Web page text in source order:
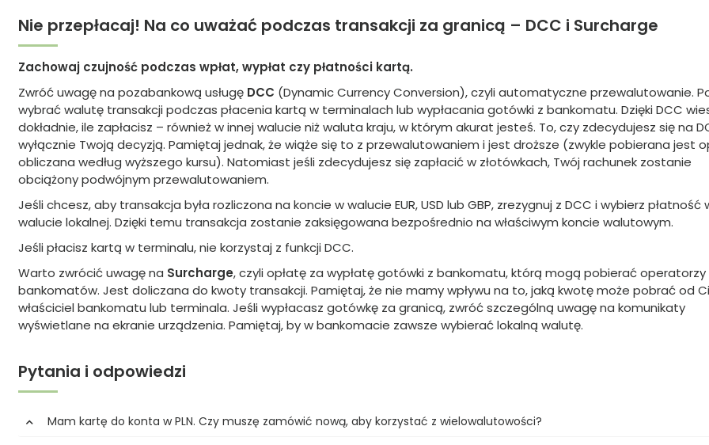
Nie przepłacaj! Na co uważać podczas transakcji za granicą – DCC i Surcharge
Zachowaj czujność podczas wpłat, wypłat czy płatności kartą.
Zwróć uwagę na pozabankową usługę DCC (Dynamic Currency Conversion), czyli automatyczne przewalutowanie.
wybrać walutę transakcji podczas płacenia kartą w terminalach lub wypłacania gotówki z bankomatu. Dzięki DCC
dokładnie, ile zapłacisz – również w innej walucie niż waluta kraju, w którym akurat jesteś. To, czy zdecydujesz się na
wyłącznie Twoją decyzją. Pamiętaj jednak, że wiąże się to z przewalutowaniem i jest droższe (zwykle pobierana jest
obliczana według wyższego kursu). Natomiast jeśli zdecydujesz się zapłacić w złotówkach, Twój rachunek zostanie
obciążony podwójnym przewalutowaniem.
Jeśli chcesz, aby transakcja była rozliczona na koncie w walucie EUR, USD lub GBP, zrezygnuj z DCC i wybierz płatność
walucie lokalnej. Dzięki temu transakcja zostanie zaksięgowana bezpośrednio na właściwym koncie walutowym.
Jeśli płacisz kartą w terminalu, nie korzystaj z funkcji DCC.
Warto zwrócić uwagę na Surcharge, czyli opłatę za wypłatę gotówki z bankomatu, którą mogą pobierać operatorzy
bankomatów. Jest doliczana do kwoty transakcji. Pamiętaj, że nie mamy wpływu na to, jaką kwotę może pobrać od
właściciel bankomatu lub terminala. Jeśli wypłacasz gotówkę za granicą, zwróć szczególną uwagę na komunikaty
wyświetlane na ekranie urządzenia. Pamiętaj, by w bankomacie zawsze wybierać lokalną walutę.
Pytania i odpowiedzi
Mam kartę do konta w PLN. Czy muszę zamówić nową, aby korzystać z wielowalutowości?